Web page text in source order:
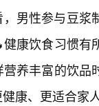
男性参与豆
康饮食习惯
养丰富的饮
康、更适合家